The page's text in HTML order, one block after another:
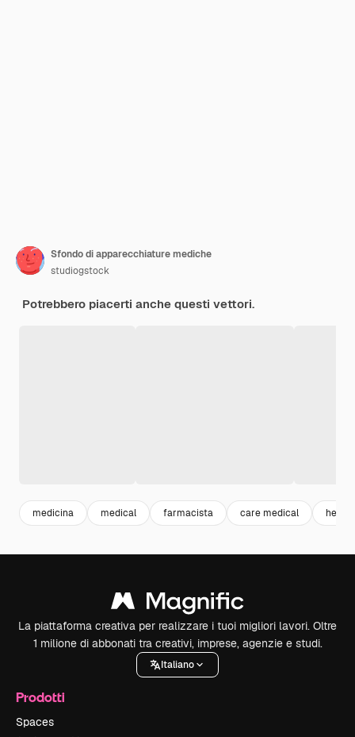
Sfondo di apparecchiature mediche
studiogstock
Potrebbero piacerti anche questi vettori.
medicina medical farmacista care medical
La piattaforma creativa per realizzare i tuoi migliori lavori. Oltre
1 milione di abbonati tra creativi, imprese, agenzie e studi.
Italiano
Prodotti
Spaces